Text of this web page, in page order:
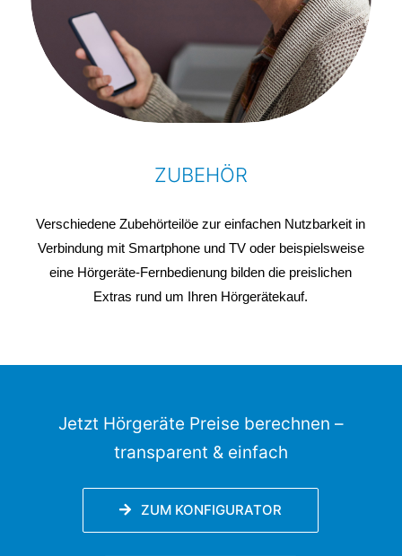
ZUBEHÖR
Verschiedene Zubehörteilöe zur einfachen Nutzbarkeit in
Verbindung mit Smartphone und TV oder beispielsweise
eine Hörgeräte-Fernbedienung bilden die preislichen
Extras rund um Ihren Hörgerätekauf.
Jetzt Hörgeräte Preise berechnen –
transparent &einfach
ZUM KONFIGURATOR